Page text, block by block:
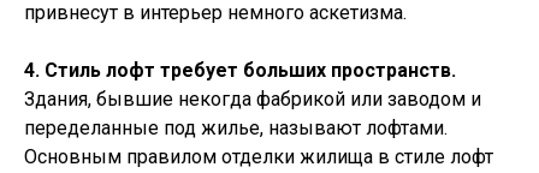
привнесут в интерьер немного аскетизма.
4. Стиль лофт требует больших пространств.
Здания, бывшие некогда фабрикой или заводом и
переделанные под жилье, называют лофтами.
Основным правилом отделки жилища в стиле лофт